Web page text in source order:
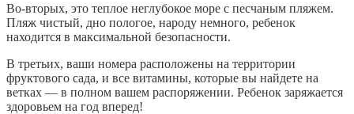
Во-вторых, это теплое неглубокое море с песчаным пляжем.
Пляж чистый, дно пологое, народу немного, ребенок
находится в максимальной безопасности.
В третьих, ваши номера расположены на территории
фруктового сада, и все витамины, которые вы найдете на
ветках — в полном вашем распоряжении. Ребенок заряжается
здоровьем на год вперед!